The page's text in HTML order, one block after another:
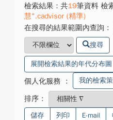
檢索結果：共19筆資料 檢
慧".cadvisor (精準)
在搜尋的結果範圍內查詢：
搜尋
展開檢索結果的年代分布圖
個人化服務 ： 我的檢索
排序：
儲存 列印 E-mail